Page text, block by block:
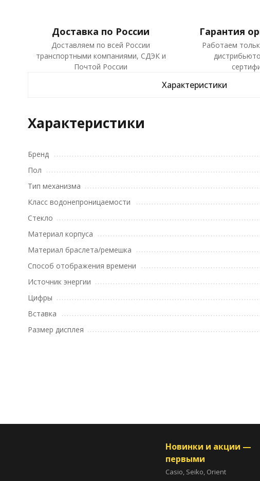
Доставка по России
Доставляем по всей России
транспортными компаниями, СДЭК и
Почтой России
Гарантия
Работаем
Характеристики
Характеристики
Бренд
Пол
Тип механизма
Класс водонепроницаемости
Стекло
Материал корпуса
Материал браслета/ремешка
Способ отображения времени
Источник энергии
Цифры
Вставка
Размер дисплея
Новинки и акции —
первыми
Casio, Seiko, Orient